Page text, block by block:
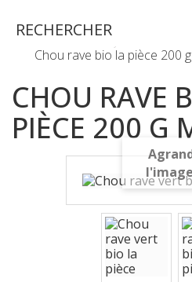
Chou rave bio la pièce 200
CHOU RAVE
PIÈCE 200 G
l'image